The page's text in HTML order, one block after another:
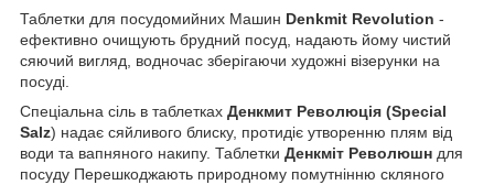
Таблетки для посудомийних Машин Denkmit Revolution -
ефективно очищують брудний посуд, надають йому чистий
сяючий вигляд, водночас зберігаючи художні візерунки на
посуді.
Спеціальна сіль в таблетках Денкмит Революція (Special
Salz) надає сяйливого блиску, протидіє утворенню плям від
води та вапняного накипу. Таблетки Денкміт Революшн для
посуду Перешкоджають природному помутнінню скляного